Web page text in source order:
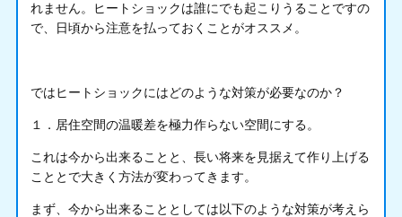
れません。ヒートショックは誰にでも起こりうることですの
で、日頃から注意を払っておくことがオススメ。
ではヒートショックにはどのような対策が必要なのか？
１．居住空間の温暖差を極力作らない空間にする。
これは今から出来ることと、長い将来を見据えて作り上げる
こととで大きく方法が変わってきます。
まず、今から出来ることとしては以下のような対策が考えら